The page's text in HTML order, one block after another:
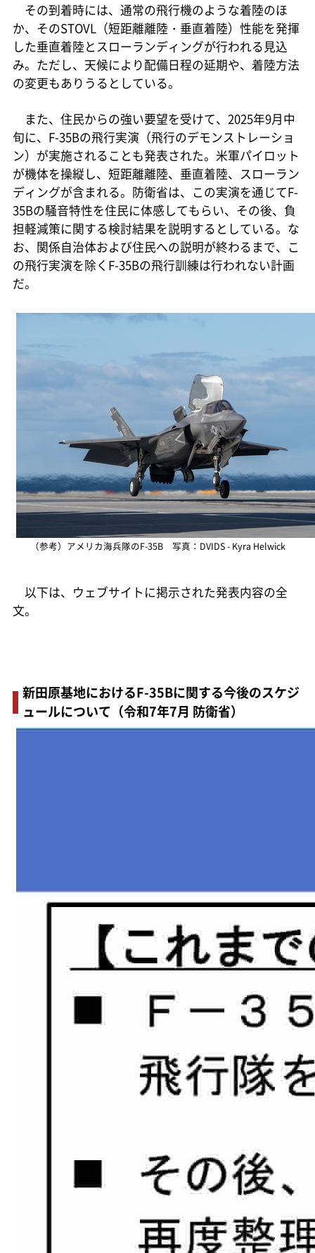
その到着時には、通常の飛行機のような着陸のほ
か、そのSTOVL（短距離離陸・垂直着陸）性能を発揮
した垂直着陸とスローランディングが行われる見込
み。ただし、天候により配備日程の延期や、着陸方法
の変更もありうるとしている。
また、住民からの強い要望を受けて、2025年9月中
旬に、F-35Bの飛行実演（飛行のデモンストレーショ
ン）が実施されることも発表された。米軍パイロット
が機体を操縦し、短距離離陸、垂直着陸、スローラン
ディングが含まれる。防衛省は、この実演を通じてF-
35Bの騒音特性を住民に体感してもらい、その後、負
担軽減策に関する検討結果を説明するとしている。な
お、関係自治体および住民への説明が終わるまで、こ
の飛行実演を除くF-35Bの飛行訓練は行われない計画
だ。
（参考）アメリカ海兵隊のF-35B 写真：DVIDS - Kyra Helwick
以下は、ウェブサイトに掲示された発表内容の全
文。
新田原基地におけるF-35Bに関する今後のスケジ
ュールについて（令和7年7月 防衛省）